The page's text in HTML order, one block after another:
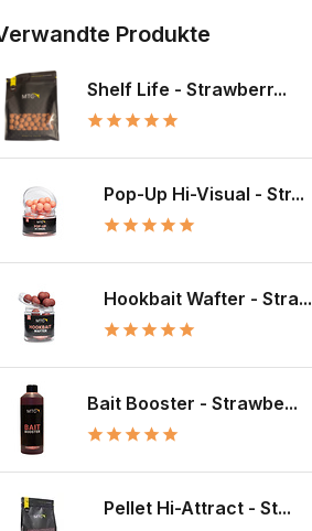
Produkte
Shelf Life - Strawberr...
Pop-Up Hi-Visual - Str...
Hookbait Wafter - Stra...
Bait Booster - Strawbe...
Pellet Hi-Attract - St...